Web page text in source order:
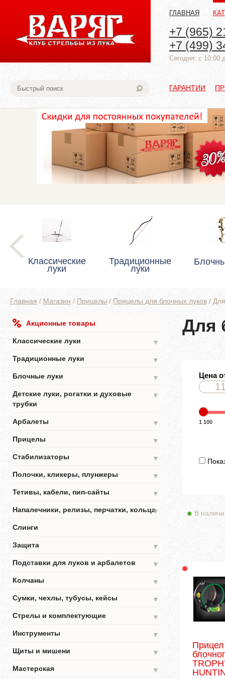
ГЛАВНАЯ
+7 (965)
+7 (499)
Cегодня: с 10:00
ГАРАНТИИ
Классические
луки
Традиционные
луки
Главная / Магазин / Прицелы / Прицелы для блочных луков /
Акционные товары
Классические луки
▼
Традиционные луки
▼
Блочные луки
▼
Детские луки, рогатки и духовые
трубки
▼
Арбалеты
▼
Прицелы
▼
Стабилизаторы
▼
Полочки, кликеры, плунжеры
▼
Тетивы, кабели, пип-сайты
▼
Напалечники, релизы, перчатки, кольца▼
Слинги
Защита
▼
Подставки для луков и арбалетов
▼
Колчаны
▼
Сумки, чехлы, тубусы, кейсы
▼
Стрелы и комплектующие
▼
Инструменты
▼
Щиты и мишени
▼
Мастерская
▼
Для
Цена
1 100
В